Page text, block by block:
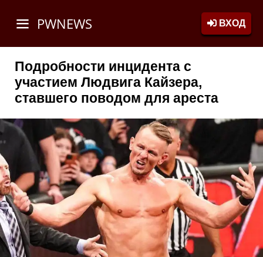
PWNEWS ВХОД
Подробности инцидента с
участием Людвига Кайзера,
ставшего поводом для ареста